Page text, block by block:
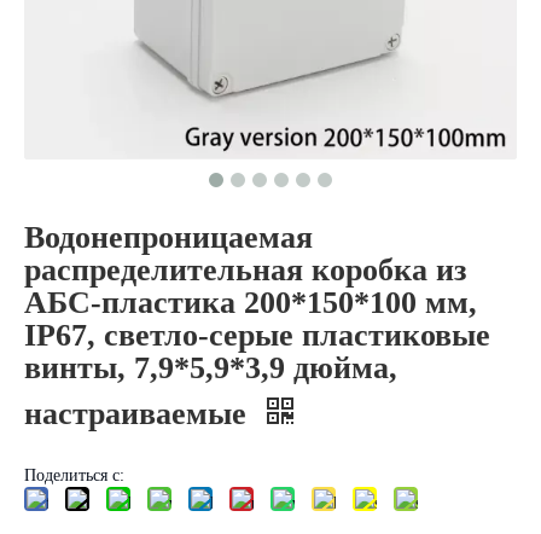
Водонепроницаемая
распределительная коробка из
АБС-пластика 200*150*100 мм,
IP67, светло-серые пластиковые
винты, 7,9*5,9*3,9 дюйма,
настраиваемые
Поделиться с: